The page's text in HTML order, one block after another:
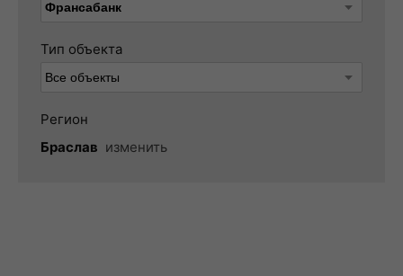
Тип объекта
Регион
Браслав изменить